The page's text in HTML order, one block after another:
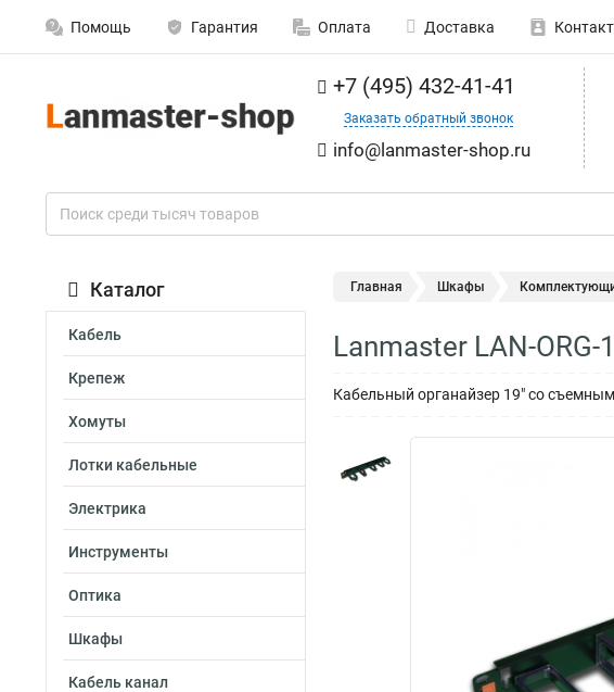
Помощь Гарантия Оплата Доставка
+7 (495) 432-41-41
Заказать обратный звонок
info@lanmaster-shop.ru
Каталог
Кабель
Крепеж
Хомуты
Лотки кабельные
Электрика
Инструменты
Оптика
Шкафы
Кабель канал
Главная Шкафы
Lanmaster LAN-ORG-
Кабельный органайзер 19" со